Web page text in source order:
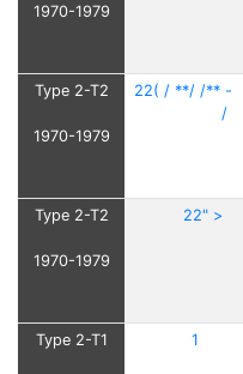
1970-1979
Type 2-T2
1970-1979
22( / **/ /** -
/
Type 2-T2
1970-1979
22" >
Type 2-T1
1